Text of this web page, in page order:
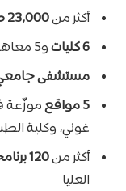
أكثر من23,000 طالب
6 كليات
و5 معاهد دراسات عليا ومعهد مهني متخصص
مستشفى
5 مواقع
موزّعة
غوني، وكلية
أكثر من120 برنامجاً
العليا